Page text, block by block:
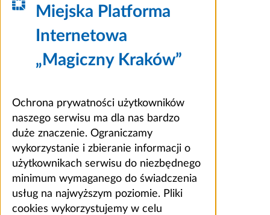
Miejska Platforma
Internetowa
„Magiczny Kraków”
Ochrona prywatności użytkowników
naszego serwisu ma dla nas bardzo
duże znaczenie. Ograniczamy
wykorzystanie i zbieranie informacji o
użytkownikach serwisu do niezbędnego
minimum wymaganego do świadczenia
usług na najwyższym poziomie. Pliki
cookies wykorzystujemy w celu